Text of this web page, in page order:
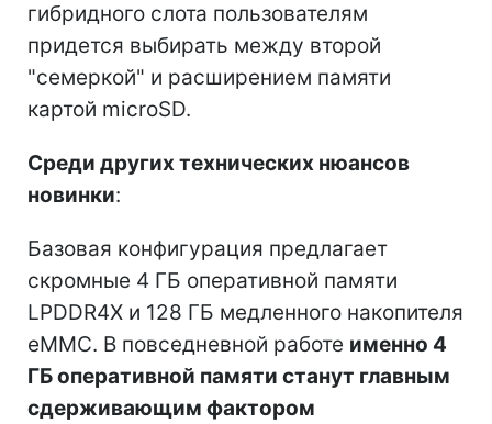
гибридного слота пользователям
придется выбирать между второй
"семеркой" и расширением памяти
картой microSD.
Среди других технических нюансов
новинки:
Базовая конфигурация предлагает
скромные 4 ГБ оперативной памяти
LPDDR4X и 128 ГБ медленного накопителя
eMMC. В повседневной работе именно 4
ГБ оперативной памяти станут главным
сдерживающим фактором